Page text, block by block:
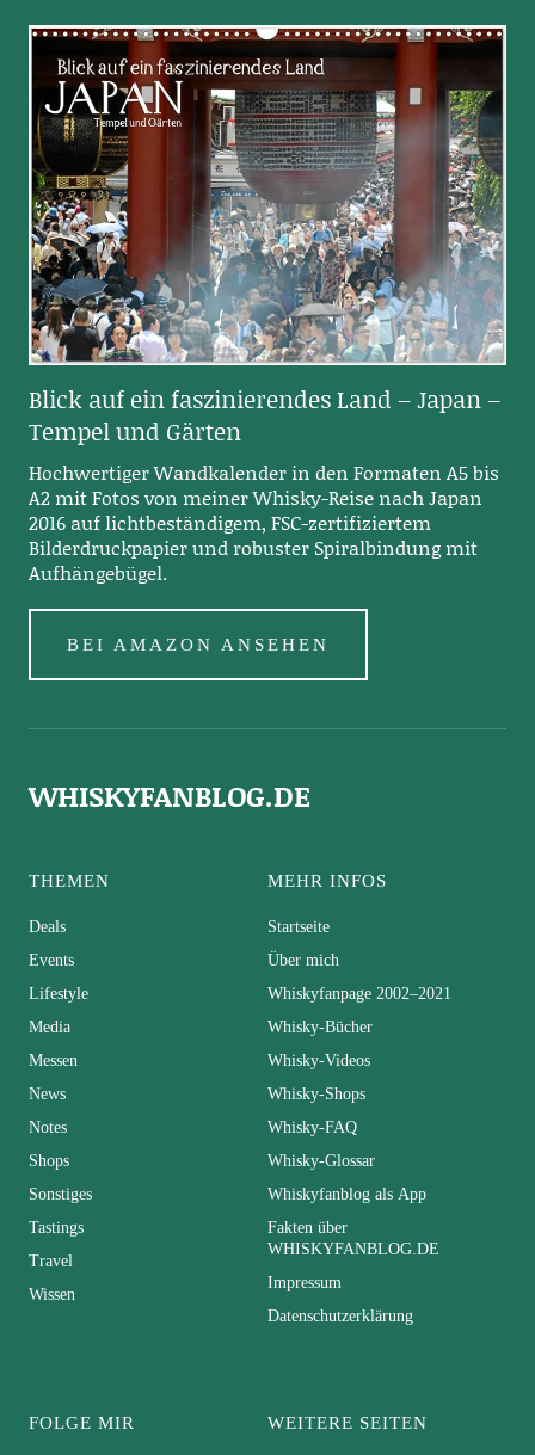
Blick auf ein faszinierendes Land – Japan –
Tempel und Gärten
Hochwertiger Wandkalender in den Formaten A5 bis
A2 mit Fotos von meiner Whisky-Reise nach Japan
2016 auf lichtbeständigem, FSC-zertifiziertem
Bilderdruckpapier und robuster Spiralbindung mit
Aufhängebügel.
BEI AMAZON ANSEHEN
WHISKYFANBLOG.DE
THEMEN
Deals
Events
Lifestyle
Media
Messen
News
Notes
Shops
Sonstiges
Tastings
Travel
Wissen
MEHR INFOS
Startseite
Über mich
Whiskyfanpage 2002–2021
Whisky-Bücher
Whisky-Videos
Whisky-Shops
Whisky-FAQ
Whisky-Glossar
Whiskyfanblog als App
Fakten über
WHISKYFANBLOG.DE
Impressum
Datenschutzerklärung
FOLGE MIR WEITERE SEITEN